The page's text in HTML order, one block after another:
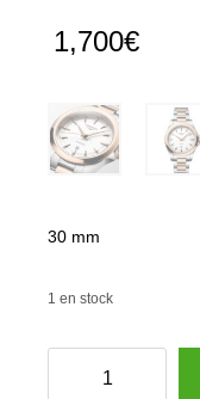
1,700€
30 mm
1 en stock